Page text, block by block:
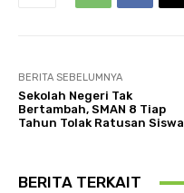
BERITA SEBELUMNYA
Sekolah Negeri Tak
Bertambah, SMAN 8 Tiap
Tahun Tolak Ratusan Siswa
BERITA TERKAIT